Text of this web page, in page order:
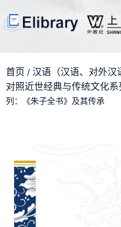
首页 / 汉语（汉语、对外汉
对照近世经典与传统文化系
列：《朱子全书》及其传承